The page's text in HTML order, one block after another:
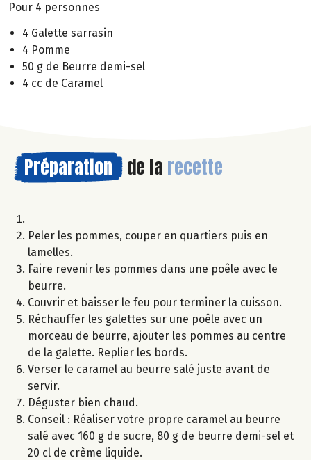
Pour 4 personnes
4 Galette sarrasin
4 Pomme
50 g de Beurre demi-sel
4 cc de Caramel
Préparation de la recette
Peler les pommes, couper en quartiers puis en
lamelles.
Faire revenir les pommes dans une poêle avec le
beurre.
Couvrir et baisser le feu pour terminer la cuisson.
Réchauffer les galettes sur une poêle avec un
morceau de beurre, ajouter les pommes au centre
de la galette. Replier les bords.
Verser le caramel au beurre salé juste avant de
servir.
Déguster bien chaud.
Conseil : Réaliser votre propre caramel au beurre
salé avec 160 g de sucre, 80 g de beurre demi-sel et
20 cl de crème liquide.